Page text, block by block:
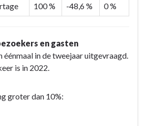
100 % -48,6 % 0 %
en gasten
in de tweejaar uitgevraagd.
is in 2022.
groter dan 10%: